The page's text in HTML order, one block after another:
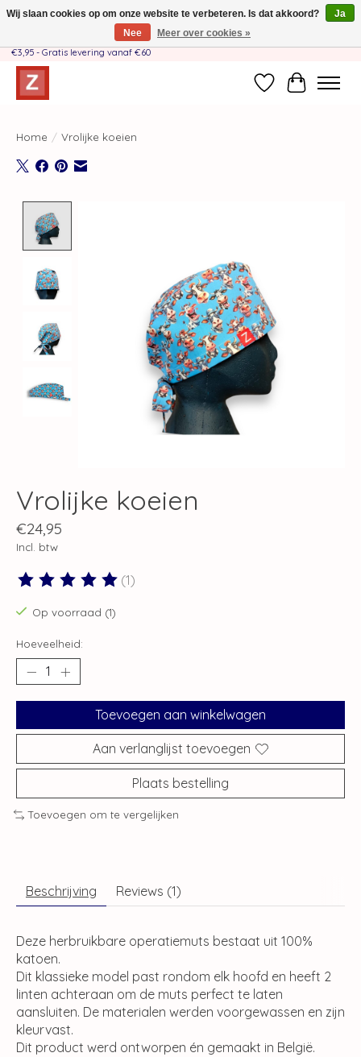
Handgemaakt door moeder-dochterteam❤️ - Verzendkosten BE & NL SLECHTS
€3,95 - Gratis levering vanaf €60
Verlanglijst
Home / Vrolijke koeien
Vrolijke koeien
€24,95
Incl. btw
De beoordeling van dit product is
(1)
Op voorraad (1)
Hoeveelheid:
Toevoegen aan winkelwagen
Aan verlanglijst toevoegen
Plaats bestelling
Toevoegen om te vergelijken
Beschrijving Reviews (1)
Deze herbruikbare operatiemuts bestaat uit 100%
katoen.
Dit klassieke model past rondom elk hoofd en heeft 2
linten achteraan om de muts perfect te laten
aansluiten. De materialen werden voorgewassen en zijn
kleurvast.
Dit product werd ontworpen én gemaakt in België.
Wij slaan cookies op om onze website te verbeteren. Is dat akkoord?
Ja
Nee
Meer over cookies »